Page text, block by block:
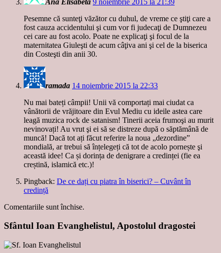
Pesemne că sunteţi văzător cu duhul, de vreme ce ştiţi care a
fost cauza accidentului şi cum vor fi judecaţi de Dumnezeu
cei care au fost acolo. Poate ne explicaţi şi focul de la
maternitatea Giuleşti de acum câţiva ani şi cel de la biserica
din Costeşti din anii 30.
ramada 14 noiembrie 2015 la 22:33
Nu mai bateți câmpii! Unii vă comportați mai ciudat ca
vânătorii de vrăjitoare din Evul Mediu cu ideile astea care
leagă muzica rock de satanism! Tinerii aceia frumoşi au murit
nevinovați! Au vrut şi ei să se distreze după o săptămână de
muncă! Dacă tot ați făcut referire la noua „dezordine”
mondială, ar trebui să înțelegeți că tot de acolo pornește şi
această idee! Ca și dorința de denigrare a credinței (fie ea
creștină, islamică etc.)!
Pingback: De ce dați cu piatra în biserici? – Cuvânt în
credință
Comentariile sunt închise.
Sfântul Ioan Evanghelistul, Apostolul dragostei